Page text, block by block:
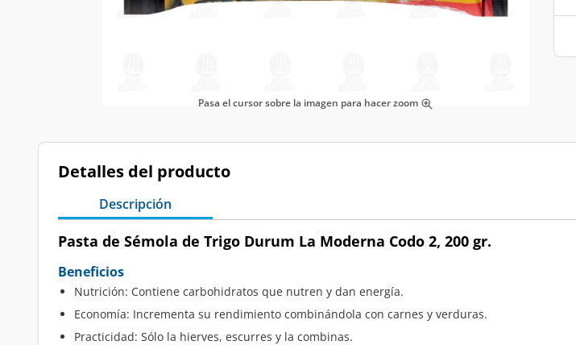
Pasa el cursor sobre la imagen para hacer zoom
Detalles del producto
Descripción
Pasta de Sémola de Trigo Durum La Moderna Codo 2, 200 gr.
Beneficios
Nutrición: Contiene carbohidratos que nutren y dan energía.
Economía: Incrementa su rendimiento combinándola con carnes y verduras.
Practicidad: Sólo la hierves, escurres y la combinas.